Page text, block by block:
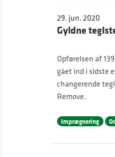
29. jun. 2020
Gyldne
Opførelsen af
gået ind i sidste
changerende
Remove.
Imprægnering